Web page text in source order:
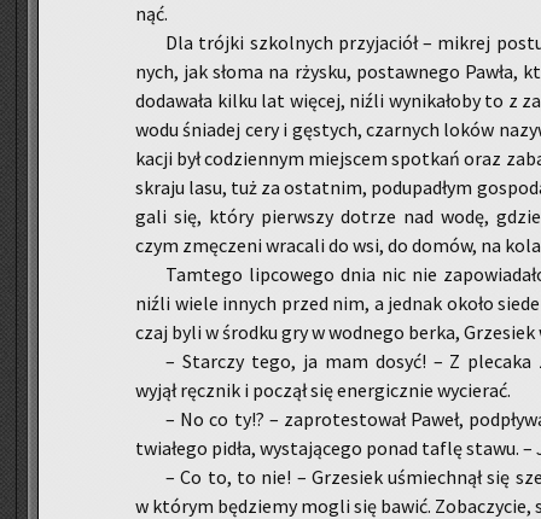
nąć.
Dla trój­ki szkol­nych przy­ja­ciół – mi­krej
nych, jak słoma na rży­sku, po­staw­ne­go Pawła,
do­da­wa­ła kilku lat wię­cej, niźli wy­ni­ka­ło­by to z
wo­du śnia­dej cery i gę­stych, czar­nych loków
ka­cji był co­dzien­nym miej­scem spo­tkań oraz
skra­ju lasu, tuż za ostat­nim, pod­upa­dłym
ga­li się, który pierw­szy do­trze nad wodę,
czym zmę­cze­ni wra­ca­li do wsi, do domów, na
Tam­te­go lip­co­we­go dnia nic nie
niźli wiele in­nych przed nim, a jed­nak około
czaj byli w środ­ku gry w wod­ne­go berka, Grze­siek
– Star­czy tego, ja mam dosyć! – Z
wyjął ręcz­nik i po­czął się ener­gicz­nie wy­cie­rać.
– No co ty!? – za­pro­te­sto­wał Paweł,
twia­łe­go pidła, wy­sta­ją­ce­go ponad taflę stawu. –
– Co to, to nie! – Grze­siek uśmiech­nął się
w któ­rym bę­dzie­my mogli się ba­wić. Zo­ba­czy­cie,